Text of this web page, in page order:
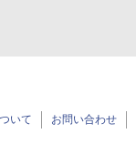
いて お問い合わせ